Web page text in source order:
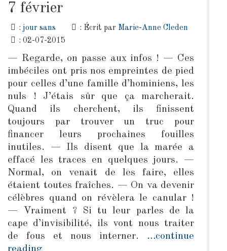
7 février
:jour sans : Écrit par Marie-Anne Cleden
: 02-07-2015
— Regarde, on passe aux infos ! — Ces
imbéciles ont pris nos empreintes de pied
pour celles d’une famille d’hominiens, les
nuls ! J’étais sûr que ça marcherait.
Quand ils cherchent, ils finissent
toujours par trouver un truc pour
financer leurs prochaines fouilles
inutiles. — Ils disent que la marée a
effacé les traces en quelques jours. —
Normal, on venait de les faire, elles
étaient toutes fraîches. — On va devenir
célèbres quand on révèlera le canular !
— Vraiment ? Si tu leur parles de la
cape d’invisibilité, ils vont nous traiter
de fous et nous interner. …continue